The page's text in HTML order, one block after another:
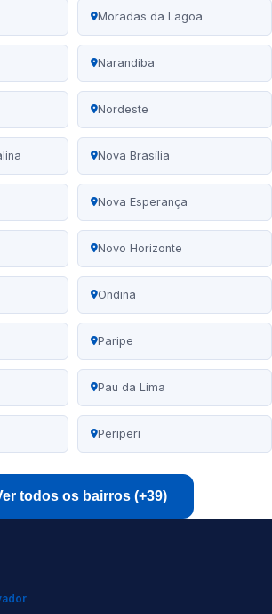
Moradas da Lagoa
Narandiba
Nordeste
Nova Brasília
Nova Esperança
Novo Horizonte
Ondina
Paripe
Pau da Lima
Periperi
todos os bairros (+39)